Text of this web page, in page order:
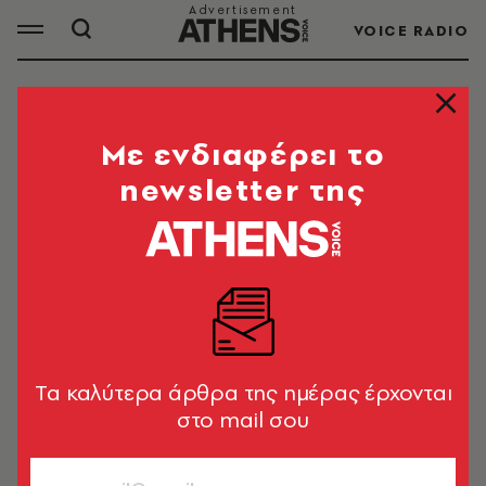
VOICE RADIO
ΕΛΛΗΝΟΤΟΥΡΚΙΚΑ
Ελληνοτουρκικά: Τελευταία νέα σήμερα από την
Athens Voice. Μάθε τώρα τι συμβαίνει αυτή τη
στιγμή με τα ελληνοτουρκικά εθνικά θέματα -
προβλέψεις, εξελίξεις
ΟΛΑ ΤΑ ΑΡΘΡΑ ΤΟΥ TAG
ΕΛΛΗΝΟΤΟΥΡΚΙΚΑ
Mε ενδιαφέρει το
newsletter της
Tα καλύτερα άρθρα της ημέρας έρχονται
στο mail σου